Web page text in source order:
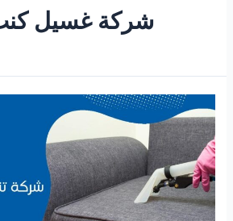
شركة غسيل